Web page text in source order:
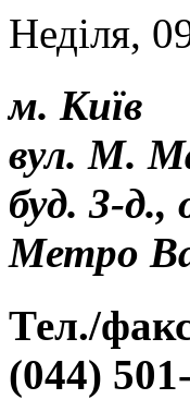
Неділя,
м. Київ
вул. М.
буд. 3-д.,
Метро
Тел./
(044)